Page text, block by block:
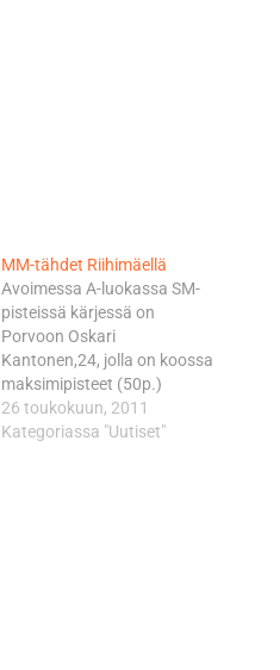
MM-tähdet Riihimäellä
Avoimessa A-luokassa SM-
pisteissä kärjessä on
Porvoon Oskari
Kantonen,24, jolla on koossa
maksimipisteet (50p.)
voitettuaan avauskisan
Sysmässä ja Päitsin. Hän on
26 toukokuun, 2011
Kategoriassa "Uutiset"